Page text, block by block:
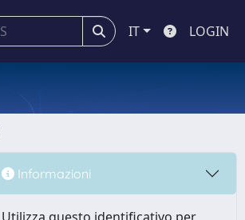
IT LOGIN
Informazioni